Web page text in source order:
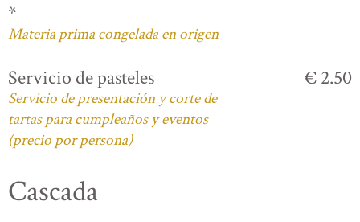
*
Materia prima congelada en origen
Servicio de pasteles
Servicio de presentación y corte de
tartas para cumpleaños y eventos
(precio por persona)
€ 2.50
Cascada